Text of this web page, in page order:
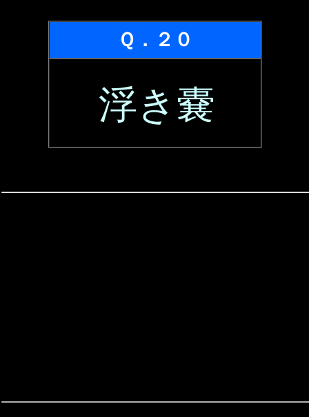
Ｑ．２０
浮き嚢